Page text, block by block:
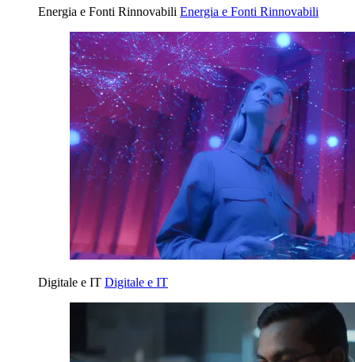
Energia e Fonti Rinnovabili Energia e Fonti Rinnovabili
Digitale e IT Digitale e IT